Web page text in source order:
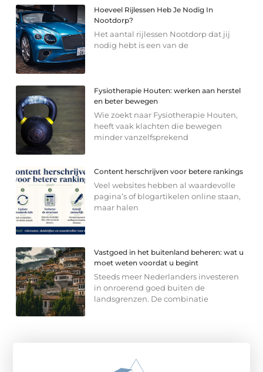
Hoeveel Rijlessen Heb Je Nodig In
Nootdorp?
Het aantal rijlessen Nootdorp dat jij
nodig hebt is een van de
Fysiotherapie Houten: werken aan herstel
en beter bewegen
Wie zoekt naar Fysiotherapie Houten,
heeft vaak klachten die bewegen
minder vanzelfsprekend
Content herschrijven voor betere rankings
Veel websites hebben al waardevolle
pagina’s of blogartikelen online staan,
maar halen
Vastgoed in het buitenland beheren: wat u
moet weten voordat u begint
Steeds meer Nederlanders investeren
in onroerend goed buiten de
landsgrenzen. De combinatie